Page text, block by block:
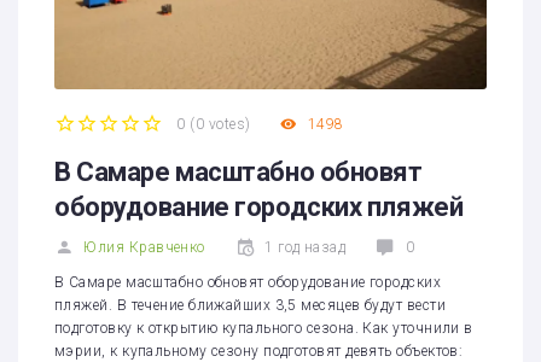
0 ( 0 votes) 1498
В Самаре масштабно обновят
оборудование городских пляжей
Юлия Кравченко 1 год назад 0
В Самаре масштабно обновят оборудование городских
пляжей. В течение ближайших 3,5 месяцев будут вести
подготовку к открытию купального сезона. Как уточнили в
мэрии, к купальному сезону подготовят девять объектов: